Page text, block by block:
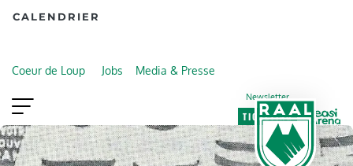
CALENDRIER
Coeur de Loup Jobs Media & Presse
Newsletter
TICKETING
VIP
FAN SHOP